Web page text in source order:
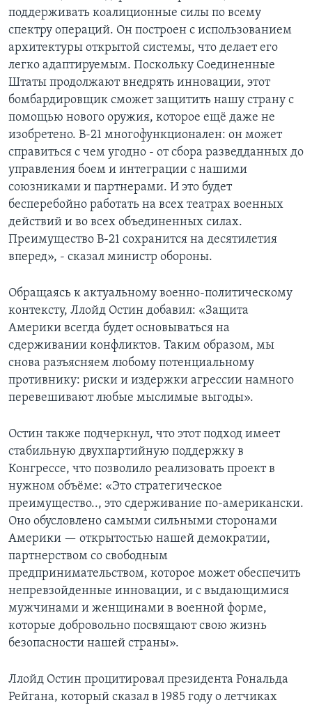
поддерживать коалиционные силы по всему
спектру операций. Он построен с использованием
архитектуры открытой системы, что делает его
легко адаптируемым. Поскольку Соединенные
Штаты продолжают внедрять инновации, этот
бомбардировщик сможет защитить нашу страну с
помощью нового оружия, которое ещё даже не
изобретено. B-21 многофункционален: он может
справиться с чем угодно - от сбора разведданных до
управления боем и интеграции с нашими
союзниками и партнерами. И это будет
бесперебойно работать на всех театрах военных
действий и во всех объединенных силах.
Преимущество B-21 сохранится на десятилетия
вперед», - сказал министр обороны.
Обращаясь к актуальному военно-политическому
контексту, Ллойд Остин добавил: «Защита
Америки всегда будет основываться на
сдерживании конфликтов. Таким образом, мы
снова разъясняем любому потенциальному
противнику: риски и издержки агрессии намного
перевешивают любые мыслимые выгоды».
Остин также подчеркнул, что этот подход имеет
стабильную двухпартийную поддержку в
Конгрессе, что позволило реализовать проект в
нужном объёме: «Это стратегическое
преимущество.., это сдерживание по-американски.
Оно обусловлено самыми сильными сторонами
Америки — открытостью нашей демократии,
партнерством со свободным
предпринимательством, которое может обеспечить
непревзойденные инновации, и с выдающимися
мужчинами и женщинами в военной форме,
которые добровольно посвящают свою жизнь
безопасности нашей страны».
Ллойд Остин процитировал президента Рональда
Рейгана, который сказал в 1985 году о летчиках